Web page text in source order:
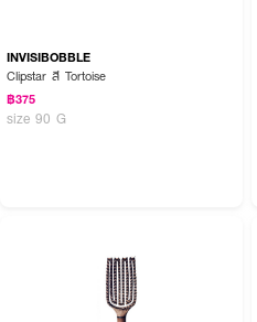
INVISIBOBBLE
Clipstar สี Tortoise
฿375
size 90 G